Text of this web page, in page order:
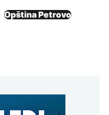
Opština Petrovo